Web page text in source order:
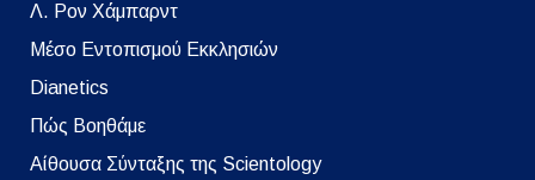
Λ. Ρον Χάμπαρντ
Μέσο Εντοπισμού Εκκλησιών
Dianetics
Πώς Βοηθάμε
Αίθουσα Σύνταξης της Scientology